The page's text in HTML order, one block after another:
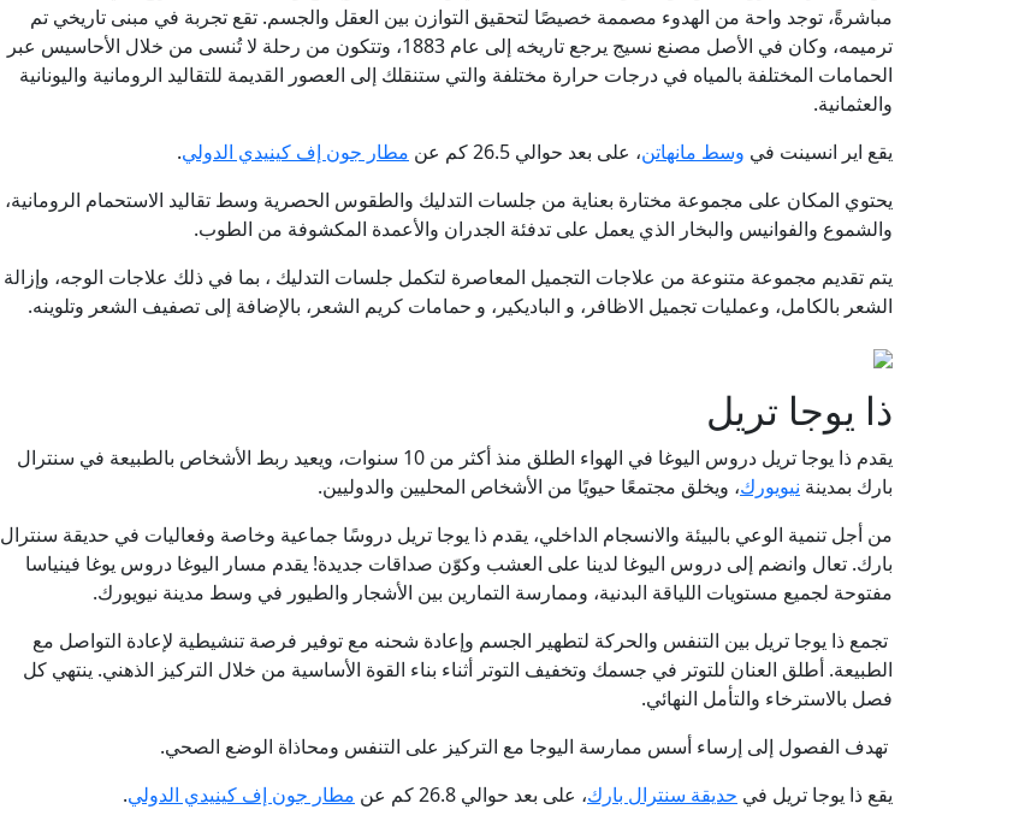
مباشرةً، توجد واحة من الهدوء مصممة خصيصًا لتحقيق التوازن بين العقل والجسم. تقع تجربة في مبنى تاريخي تم
ترميمه، وكان في الأصل مصنع نسيج يرجع تاريخه إلى عام 1883، وتتكون من رحلة لا تُنسى من خلال الأحاسيس عبر
الحمامات المختلفة بالمياه في درجات حرارة مختلفة والتي ستنقلك إلى العصور القديمة للتقاليد الرومانية واليونانية
والعثمانية.
يقع اير انسينت في وسط مانهاتن، على بعد حوالي 26.5 كم عن مطار جون إف كينيدي الدولي.
يحتوي المكان على مجموعة مختارة بعناية من جلسات التدليك والطقوس الحصرية وسط تقاليد الاستحمام الرومانية،
والشموع والفوانيس والبخار الذي يعمل على تدفئة الجدران والأعمدة المكشوفة من الطوب.
يتم تقديم مجموعة متنوعة من علاجات التجميل المعاصرة لتكمل جلسات التدليك ، بما في ذلك علاجات الوجه، وإزالة
الشعر بالكامل، وعمليات تجميل الاظافر، و الباديكير، و حمامات كريم الشعر، بالإضافة إلى تصفيف الشعر وتلوينه.
ذا يوجا تريل
يقدم ذا يوجا تريل دروس اليوغا في الهواء الطلق منذ أكثر من 10 سنوات، ويعيد ربط الأشخاص بالطبيعة في سنترال
بارك بمدينة نيويورك، ويخلق مجتمعًا حيويًا من الأشخاص المحليين والدوليين.
من أجل تنمية الوعي بالبيئة والانسجام الداخلي، يقدم ذا يوجا تريل دروسًا جماعية وخاصة وفعاليات في حديقة سنترال
بارك. تعال وانضم إلى دروس اليوغا لدينا على العشب وكوّن صداقات جديدة! يقدم مسار اليوغا دروس يوغا فينياسا
مفتوحة لجميع مستويات اللياقة البدنية، وممارسة التمارين بين الأشجار والطيور في وسط مدينة نيويورك.
تجمع ذا يوجا تريل بين التنفس والحركة لتطهير الجسم وإعادة شحنه مع توفير فرصة تنشيطية لإعادة التواصل مع
الطبيعة. أطلق العنان للتوتر في جسمك وتخفيف التوتر أثناء بناء القوة الأساسية من خلال التركيز الذهني. ينتهي كل
فصل بالاسترخاء والتأمل النهائي.
تهدف الفصول إلى إرساء أسس ممارسة اليوجا مع التركيز على التنفس ومحاذاة الوضع الصحي.
يقع ذا يوجا تريل في حديقة سنترال بارك، على بعد حوالي 26.8 كم عن مطار جون إف كينيدي الدولي.